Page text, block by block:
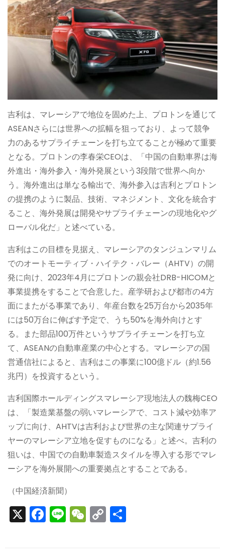
吉利は、マレーシアで地位を固めた上、プロトンを通じて
ASEANさらには世界への拡幅を狙っており、よって競争
力のあるサプライチェーンを打ち立てることが極めて重要
となる。プロトンの李春栄CEOは、「中国の自動車界は海
外進出・海外参入・海外発展という3段階で世界へ向か
う。海外進出は単なる輸出で、海外参入は吉利とプロトン
の提携のように製品、技術、マネジメント、文化を統合す
ること、海外発展は開発やサプライチェーンの現地化やグ
ローバル化だ」と述べている。
吉利はこの目標を見据え、マレーシアのタンジュンマリム
でのオートモーティブ・ハイテク・バレー（AHTV）の開
発に向け、2023年4月にプロトンの親会社DRB-HICOMと
事業提携をすることで合意した。産学研および都市の4方
面にまたがる事業であり、年産台数を25万台から2035年
には50万台に伸ばす予定で、うち50%を海外向けとす
る。また部品100万件というサプライチェーンを打ち立
て、ASEANの自動車産業の中心とする。マレーシアの国
営通信社によると、吉利はこの事業に100億ドル（約1.56
兆円）を投資するという。
吉利国際ホールディングスマレーシア現地法人の魏梅CEO
は、「製造業基盤の弱いマレーシアで、コスト減や効率ア
ップに向け、AHTVは吉利および世界の主な関連サプライ
ヤーのマレーシア立地を促すものになる」と述べ。吉利の
狙いは、中国での自動車製造スタイルを導入する形でマレ
ーシアを海外展開への重要拠点とすることである。
（中国経済新聞）
X F
a
Li
n
W
e
C
o